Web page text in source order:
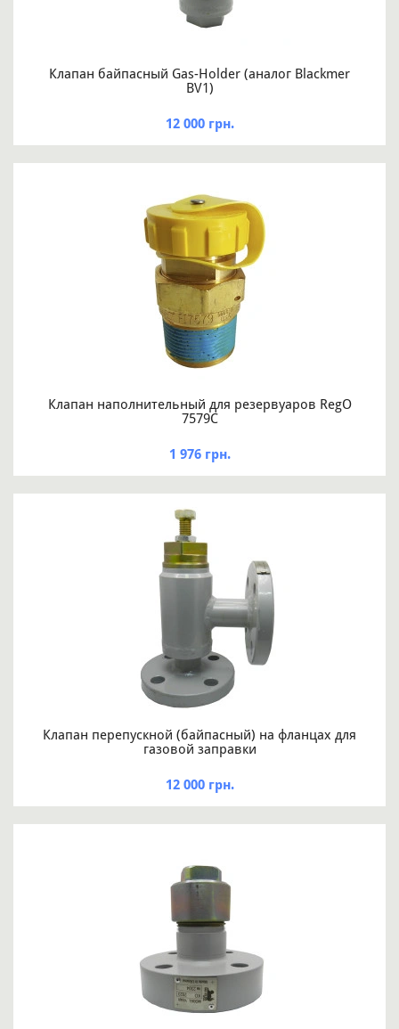
Клапан байпасный Gas-Holder (аналог Blackmer
BV1)
12 000 грн.
Клапан наполнительный для резервуаров RegO
7579C
1 976 грн.
Клапан перепускной (байпасный) на фланцах для
газовой заправки
12 000 грн.